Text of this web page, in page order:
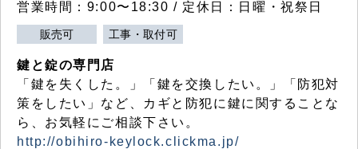
営業時間：9:00〜18:30 / 定休日：日曜・祝祭日
販売可 工事・取付可
鍵と錠の専門店
「鍵を失くした。」「鍵を交換したい。」「防犯対
策をしたい」など、カギと防犯に鍵に関することな
ら、お気軽にご相談下さい。
http://obihiro-keylock.clickma.jp/